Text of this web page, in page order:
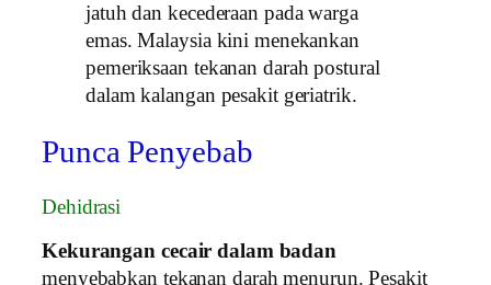
jatuh dan kecederaan pada warga
emas. Malaysia kini menekankan
pemeriksaan tekanan darah postural
dalam kalangan pesakit geriatrik.
Punca Penyebab
Dehidrasi
Kekurangan cecair dalam badan
menyebabkan tekanan darah menurun. Pesakit